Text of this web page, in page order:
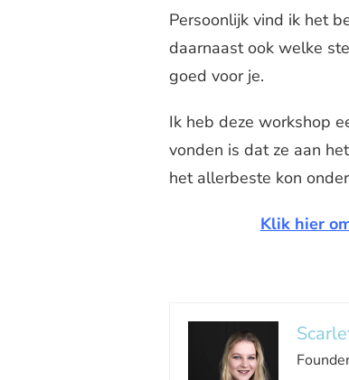
Persoonlijk vind ik het
daarnaast ook welke
goed voor je.
Ik heb deze workshop
vonden is dat ze aan
het allerbeste kon
Klik hier